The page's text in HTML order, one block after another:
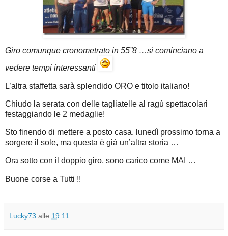
Giro comunque cronometrato in 55”8 …si cominciano a
vedere tempi interessanti
L’altra staffetta sarà splendido ORO e titolo italiano!
Chiudo la serata con delle tagliatelle al ragù spettacolari
festaggiando le 2 medaglie!
Sto finendo di mettere a posto casa, lunedì prossimo torna a
sorgere il sole, ma questa è già un’altra storia …
Ora sotto con il doppio giro, sono carico come MAI …
Buone corse a Tutti !!
Lucky73 alle 19:11